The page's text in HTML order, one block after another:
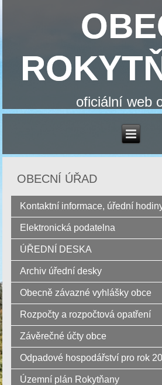
oficiální web
OBECNÍ ÚŘAD
Kontaktní informace, úřední
Elektronická podatelna
ÚŘEDNÍ DESKA
Archiv úřední desky
Obecně závazné vyhlášky obce
Rozpočty a rozpočtová opatření
Závěrečné účty obce
Odpadové hospodářství pro rok
Územní plán Rokytňany